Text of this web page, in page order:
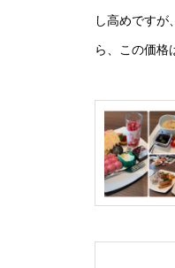
し高めです
ら、この価格